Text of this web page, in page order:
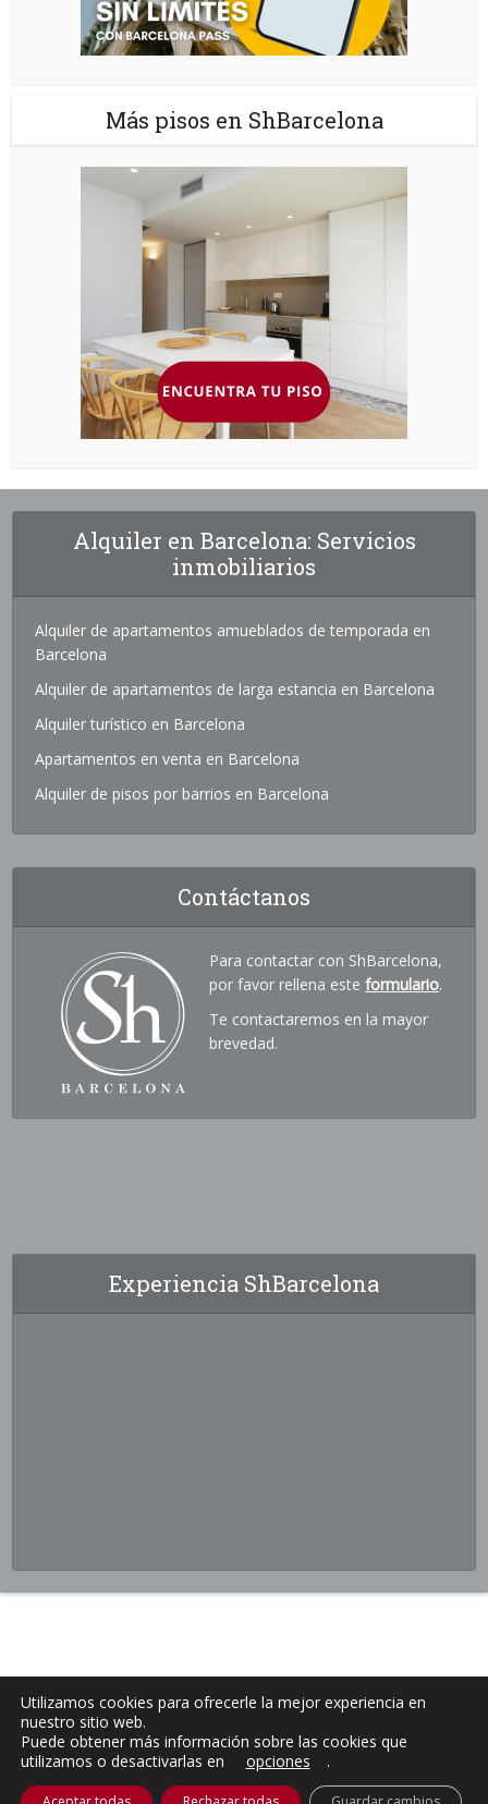
Más pisos en ShBarcelona
Alquiler en Barcelona: Servicios
inmobiliarios
Alquiler de apartamentos amueblados de temporada en
Barcelona
Alquiler de apartamentos de larga estancia en Barcelona
Alquiler turístico en Barcelona
Apartamentos en venta en Barcelona
Alquiler de pisos por barrios en Barcelona
Contáctanos
Para contactar con ShBarcelona,
por favor rellena esteformulario.
Te contactaremos en la mayor
brevedad.
Experiencia ShBarcelona
Utilizamos cookies para ofrecerle la mejor experiencia en
nuestro sitio web.
Puede obtener más información sobre las cookies que
utilizamos o desactivarlas en
opciones .